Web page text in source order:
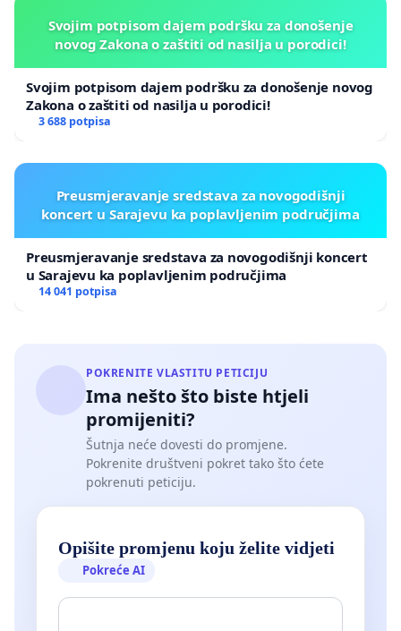
Svojim potpisom dajem podršku za donošenje
novog Zakona o zaštiti od nasilja u porodici!
Svojim potpisom dajem podršku za donošenje novog
Zakona o zaštiti od nasilja u porodici!
3 688 potpisa
Preusmjeravanje sredstava za novogodišnji
koncert u Sarajevu ka poplavljenim područjima
Preusmjeravanje sredstava za novogodišnji koncert
u Sarajevu ka poplavljenim područjima
14 041 potpisa
POKRENITE VLASTITU PETICIJU
Ima nešto što biste htjeli
promijeniti?
Šutnja neće dovesti do promjene.
Pokrenite društveni pokret tako što ćete
pokrenuti peticiju.
Opišite promjenu koju želite vidjeti
Pokreće AI